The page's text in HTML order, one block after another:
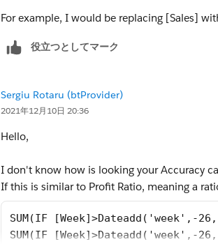
For example, I would be replacing [Sales]
役立つとしてマーク
Sergiu Rotaru (btProvider)
2021年12月10日 20:36
Hello,
I don't know how is looking your Accuracy
If this is similar to Profit Ratio, meaning a
SUM(IF [Week]>Dateadd('week',-
SUM(IF [Week]>Dateadd('week',-